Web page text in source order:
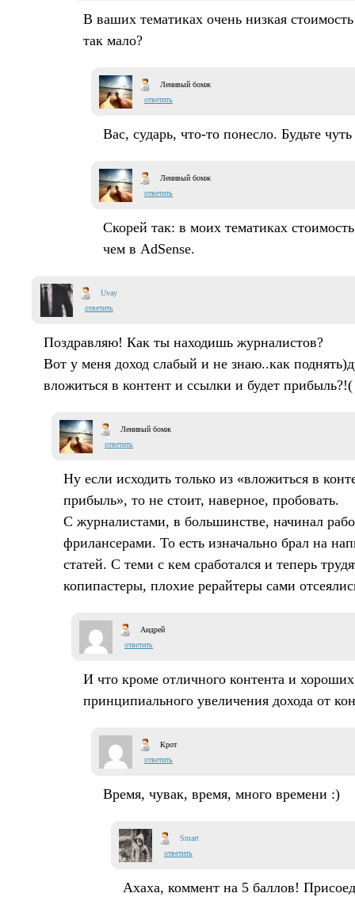
В ваших тематиках очень низкая
так мало?
Ленивый бомж
ответить
Вас, сударь, что-то понесло. Будьте
Ленивый бомж
ответить
Скорей так: в моих тематиках
чем в AdSense.
Uvay
ответить
Поздравляю! Как ты находишь журналистов?
Вот у меня доход слабый и не знаю..как
вложиться в контент и ссылки и будет прибыль?!(
Ленивый бомж
ответить
Ну если исходить только из «вложиться в
прибыль», то не стоит, наверное, пробовать.
С журналистами, в большинстве, начинал
фрилансерами. То есть изначально брал на
статей. С теми с кем сработался и теперь
копипастеры, плохие рерайтеры сами
Андрей
ответить
И что кроме отличного контента и
принципиального увеличения дохода от
Крот
ответить
Время, чувак, время, много времени :)
Smart
ответить
Ахаха, коммент на 5 баллов!